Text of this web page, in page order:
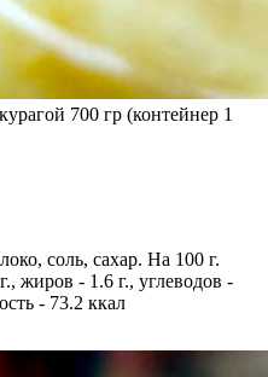
700 гр (контейнер 1
соль, сахар. На 100 г.
жиров - 1.6 г., углеводов -
- 73.2 ккал